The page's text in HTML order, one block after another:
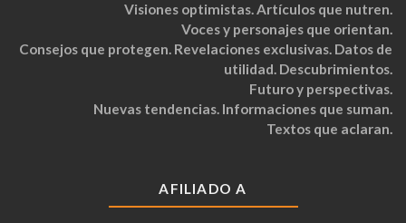
Visiones optimistas. Artículos que nutren.
Voces y personajes que orientan.
Consejos que protegen. Revelaciones exclusivas. Datos de
utilidad. Descubrimientos.
Futuro y perspectivas.
Nuevas tendencias. Informaciones que suman.
Textos que aclaran.
AFILIADO A